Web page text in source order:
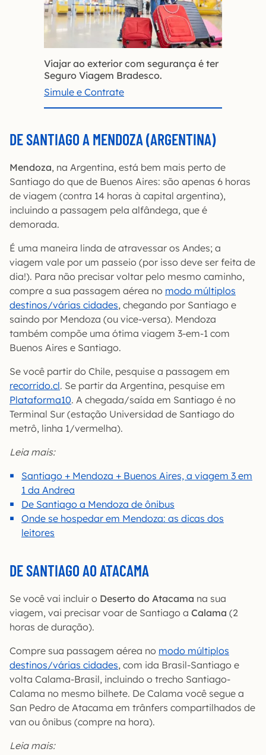
Viajar ao exterior com segurança é ter
Seguro Viagem Bradesco.
Simule e Contrate
DE SANTIAGO A MENDOZA (ARGENTINA)
Mendoza, na Argentina, está bem mais perto de
Santiago do que de Buenos Aires: são apenas 6 horas
de viagem (contra 14 horas à capital argentina),
incluindo a passagem pela alfândega, que é
demorada.
É uma maneira linda de atravessar os Andes; a
viagem vale por um passeio (por isso deve ser feita de
dia!). Para não precisar voltar pelo mesmo caminho,
compre a sua passagem aérea no modo múltiplos
destinos/várias cidades, chegando por Santiago e
saindo por Mendoza (ou vice-versa). Mendoza
também compõe uma ótima viagem 3-em-1 com
Buenos Aires e Santiago.
Se você partir do Chile, pesquise a passagem em
recorrido.cl. Se partir da Argentina, pesquise em
Plataforma10. A chegada/saída em Santiago é no
Terminal Sur (estação Universidad de Santiago do
metrô, linha 1/vermelha).
Leia mais:
Santiago + Mendoza + Buenos Aires, a viagem 3 em
1 da Andrea
De Santiago a Mendoza de ônibus
Onde se hospedar em Mendoza: as dicas dos
leitores
DE SANTIAGO AO ATACAMA
Se você vai incluir o Deserto do Atacama na sua
viagem, vai precisar voar de Santiago a Calama (2
horas de duração).
Compre sua passagem aérea no modo múltiplos
destinos/várias cidades, com ida Brasil-Santiago e
volta Calama-Brasil, incluindo o trecho Santiago-
Calama no mesmo bilhete. De Calama você segue a
San Pedro de Atacama em trânfers compartilhados de
van ou ônibus (compre na hora).
Leia mais: